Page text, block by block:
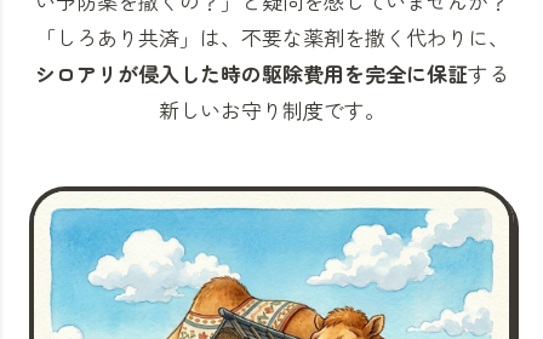
「しろあり共済」 は、不要な薬剤を撒く代わりに、
シロアリが侵入した時の駆除費用を完全に保証する
新しいお守り制度です。